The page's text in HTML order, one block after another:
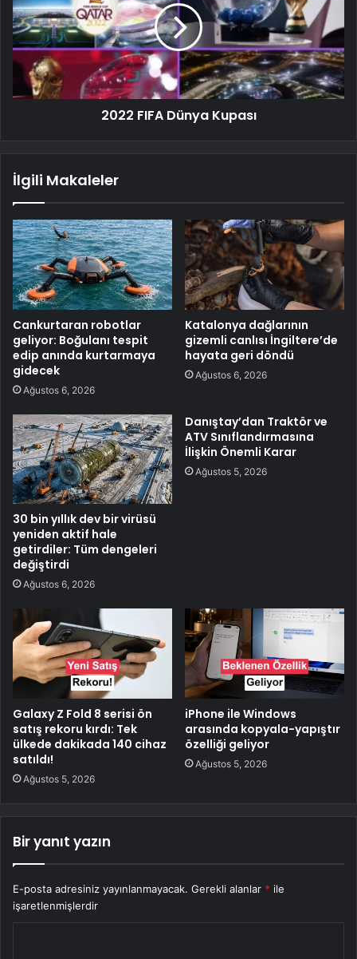
2022 FIFA Dünya Kupası
İlgili Makaleler
Cankurtaran robotlar
geliyor: Boğulanı tespit
edip anında kurtarmaya
gidecek
Ağustos 6, 2026
Katalonya dağlarının
gizemli canlısı İngiltere’de
hayata geri döndü
Ağustos 6, 2026
30 bin yıllık dev bir virüsü
yeniden aktif hale
getirdiler: Tüm dengeleri
değiştirdi
Ağustos 6, 2026
Danıştay’dan Traktör ve
ATV Sınıflandırmasına
İlişkin Önemli Karar
Ağustos 5, 2026
Galaxy Z Fold 8 serisi ön
satış rekoru kırdı: Tek
ülkede dakikada 140 cihaz
satıldı!
Ağustos 5, 2026
iPhone ile Windows
arasında kopyala-yapıştır
özelliği geliyor
Ağustos 5, 2026
Bir yanıt yazın
E-posta adresiniz yayınlanmayacak. Gerekli alanlar * ile
işaretlenmişlerdir